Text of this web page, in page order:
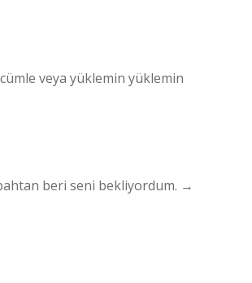
veya yüklemin yüklemin
beri seni bekliyordum. →